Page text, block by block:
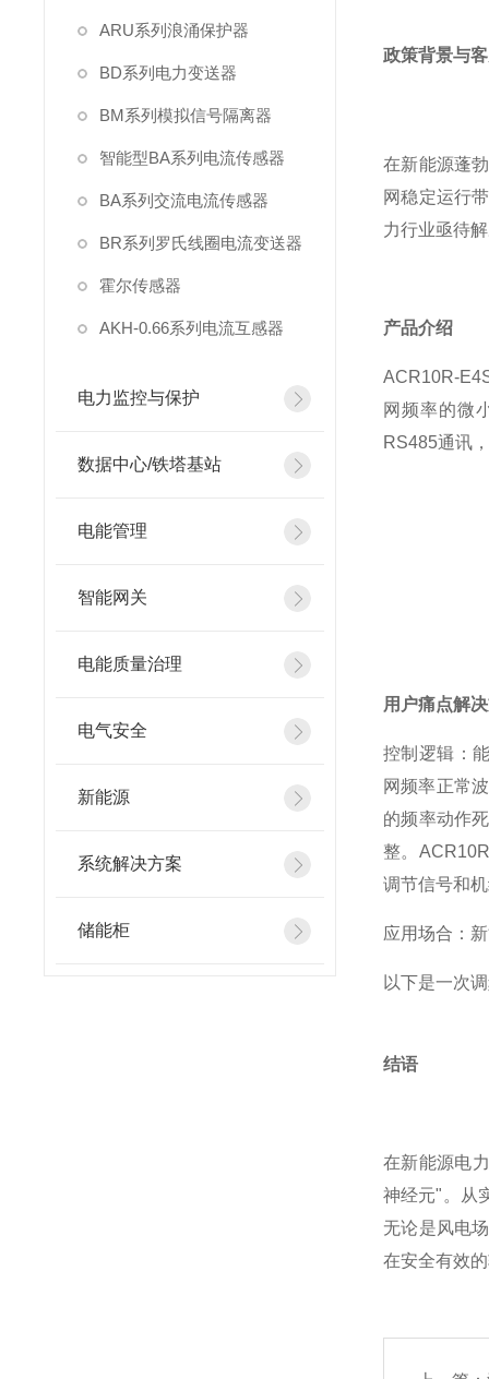
ARU系列浪涌保护器
BD系列电力变送器
BM系列模拟信号隔离器
智能型BA系列电流传感器
BA系列交流电流传感器
BR系列罗氏线圈电流变送器
霍尔传感器
AKH-0.66系列电流互感器
电力监控与保护
数据中心/铁塔基站
电能管理
智能网关
电能质量治理
电气安全
新能源
系统解决方案
储能柜
政策背景与
在新能源蓬
网稳定运行
力行业亟待
产品介绍
ACR10R-
网频率的微
RS485通讯
用户痛点解
控制逻辑：
网频率正常
的频率动作
整。
调节信号和
应用场合：
以下是一次
结语
在新能源电
神经元"。从
无论是风电
在安全有效